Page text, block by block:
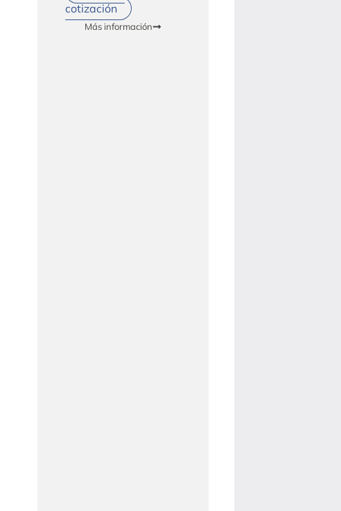
cotización
Más información